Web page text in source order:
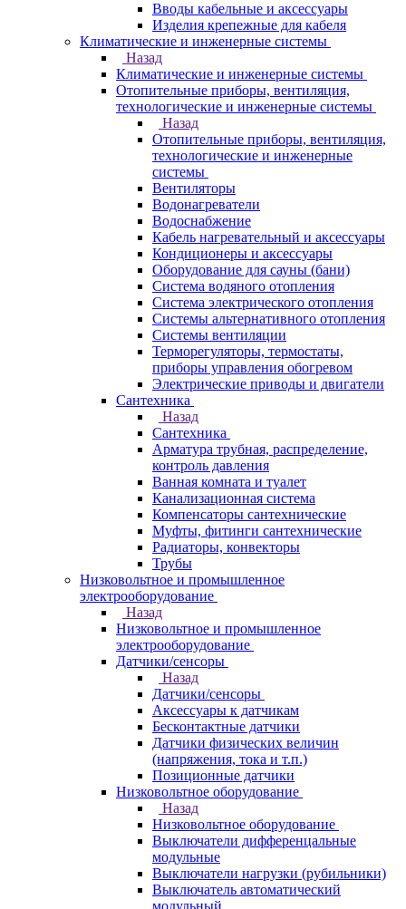
Вводы кабельные и аксессуары
Изделия крепежные для кабеля
Климатические и инженерные системы
Назад
Климатические и инженерные системы
Отопительные приборы, вентиляция,
технологические и инженерные системы
Назад
Отопительные приборы, вентиляция,
технологические и инженерные
системы
Вентиляторы
Водонагреватели
Водоснабжение
Кабель нагревательный и аксессуары
Кондиционеры и аксессуары
Оборудование для сауны (бани)
Система водяного отопления
Система электрического отопления
Системы альтернативного отопления
Системы вентиляции
Терморегуляторы, термостаты,
приборы управления обогревом
Электрические приводы и двигатели
Сантехника
Назад
Сантехника
Арматура трубная, распределение,
контроль давления
Ванная комната и туалет
Канализационная система
Компенсаторы сантехнические
Муфты, фитинги сантехнические
Радиаторы, конвекторы
Трубы
Низковольтное и промышленное
электрооборудование
Назад
Низковольтное и промышленное
электрооборудование
Датчики/сенсоры
Назад
Датчики/сенсоры
Аксессуары к датчикам
Бесконтактные датчики
Датчики физических величин
(напряжения, тока и т.п.)
Позиционные датчики
Низковольтное оборудование
Назад
Низковольтное оборудование
Выключатели дифференцальные
модульные
Выключатели нагрузки (рубильники)
Выключатель автоматический
модульный